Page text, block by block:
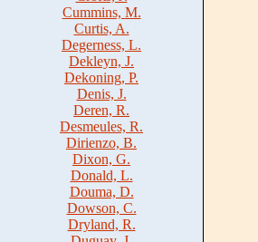
Cummins, M.
Curtis, A.
Degerness, L.
Dekleyn, J.
Dekoning, P.
Denis, J.
Deren, R.
Desmeules, R.
Dirienzo, B.
Dixon, G.
Donald, L.
Douma, D.
Dowson, C.
Dryland, R.